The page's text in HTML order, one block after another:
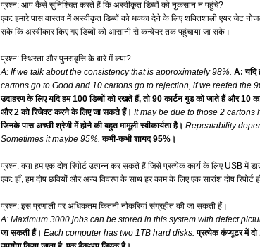
प्रश्न: आप कैसे सुनिश्चित करते हैं कि अस्वीकृत डिब्बों को नुकसान न पहुंचे?
एक: हमारे पास वास्तव में अस्वीकृत डिब्बों को धक्का देने के लिए शक्तिशाली एयर जेट
सके कि अस्वीकार किए गए डिब्बों को आसानी से कन्वेयर तक पहुंचाया जा सके।
प्रश्न: स्थिरता और पुनरावृत्ति के बारे में क्या?
A: If we talk about the consistency that is approximately 98%. A: यदि
cartons go to Good and 10 cartons go to rejection, if we reefed the
उदाहरण के लिए यदि हम 100 डिब्बों को रखते हैं, तो 90 कार्टन गुड को जाते हैं और 10
और 2 को रिजेक्ट करने के लिए जा सकते हैं। It may be due to those 2 cartons
जिनके पास अच्छी श्रेणी में होने की बहुत मामूली स्वीकार्यता है। Repeatability
Sometimes it maybe 95%. कभी-कभी शायद 95%।
प्रश्न: क्या हम एक दोष रिपोर्ट उत्पन्न कर सकते हैं जिसे प्रत्येक कार्य के लिए USB में
एक: हाँ, हम दोष छवियों और अन्य विवरण के साथ हर काम के लिए एक सारांश दोष रिपोर्ट
प्रश्न: इस प्रणाली पर अधिकतम कितनी नौकरियां संग्रहीत की जा सकती हैं।
A: Maximum 3000 jobs can be stored in this system with defect
जा सकती हैं। Each computer has two 1TB hard disks. प्रत्येक कंप्यूटर में दो